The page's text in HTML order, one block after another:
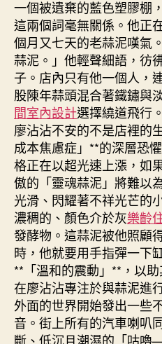
一個被遺棄的藍色塑膠棚
這兩個詞毫無關係。他正
個月又七天的老蒜泥嘆氣
蒜泥。」他輕聲細語，彷
子。店內只有他一個人，
股陳年蒜頭混合著鐵鏽與
間室內設計選擇繞道飛行
廖沾沾不安的不是店裡的
成本焦慮症」**的深層恐
格正在以超光速上漲，如
傲的「靈魂蒜泥」將難以
光滑、閃耀著不祥光芒的
濃稠的、顏色介於灰樂齡
發酵物。這蒜泥被他照顧
時，他就要用手指彈一下
**「溫和的震動」**，以
在廖沾沾專注於與蒜泥進
外面的世界開始發出一些
音。街上所有的汽車喇叭
斷、低沉且潮濕的「咕